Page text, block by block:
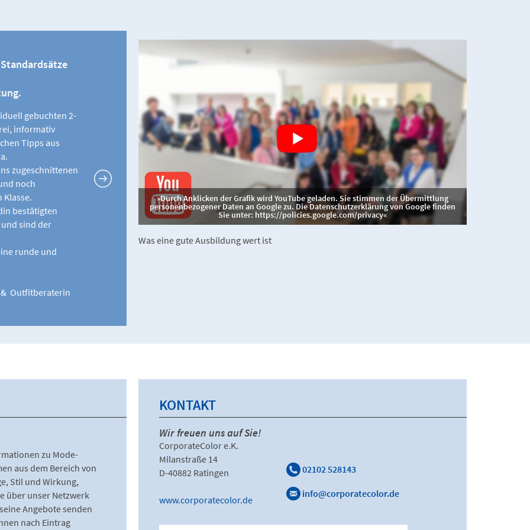
gebuchten 2-
informativ
Tipps aus
zugeschnittenen
noch
Klasse.
bestätigten
sind der
runde und
& Outfitberaterin
Durch Anklicken der Grafik wird YouTube geladen. Sie stimmen der Übermittlung
personenbezogener Daten an Google zu. Die Datenschutzerklärung von Google finden
Sie unter: https://policies.google.com/privacy
Was eine gute Ausbildung wert ist
zu Mode­
aus dem Bereich von
Stil und Wirkung,
über unser Netzwerk
Angebote senden
nach Eintrag
KONTAKT
Wir freuen uns auf Sie!
CorporateColor e.K.
Milanstraße 14
D-40882 Ratingen
www.corporatecolor.de
02102 528143
info@corporatecolor.de